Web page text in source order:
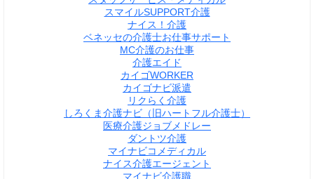
スマイルSUPPORT介護
ナイス！介護
ベネッセの介護士お仕事サポート
MC介護のお仕事
介護エイド
カイゴWORKER
カイゴナビ派遣
リクらく介護
しろくま介護ナビ（旧ハートフル介護士）
医療介護ジョブメドレー
ダントツ介護
マイナビコメディカル
ナイス介護エージェント
マイナビ介護職